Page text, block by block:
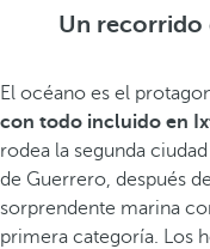
Un recorrido
El océano es el
con todo incluido en
rodea la segunda
de Guerrero, después
sorprendente marina
primera categoría. Los